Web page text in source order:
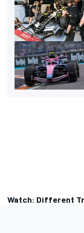
Watch: Different